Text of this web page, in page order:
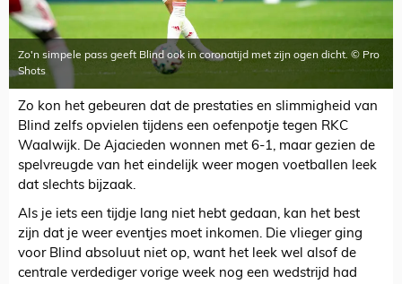
Zo'n simpele pass geeft Blind ook in coronatijd met zijn ogen dicht. © Pro
Shots
Zo kon het gebeuren dat de prestaties en slimmigheid van
Blind zelfs opvielen tijdens een oefenpotje tegen RKC
Waalwijk. De Ajacieden wonnen met 6-1, maar gezien de
spelvreugde van het eindelijk weer mogen voetballen leek
dat slechts bijzaak.
Als je iets een tijdje lang niet hebt gedaan, kan het best
zijn dat je weer eventjes moet inkomen. Die vlieger ging
voor Blind absoluut niet op, want het leek wel alsof de
centrale verdediger vorige week nog een wedstrijd had